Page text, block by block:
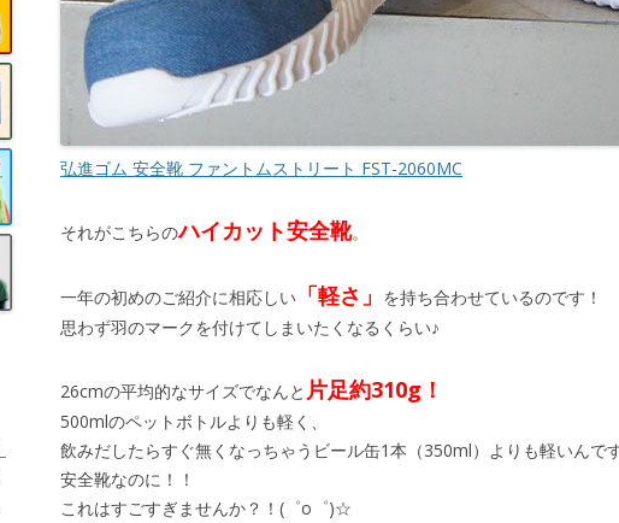
弘進ゴム 安全靴 ファントムストリート FST-2060MC
それがこちらのハイカット安全靴。
一年の初めのご紹介に相応しい 「軽さ」 を持ち合わせているのです！
思わず羽のマークを付けてしまいたくなるくらい♪
26cmの平均的なサイズでなんと 片足約310g！
500mlのペットボトルよりも軽く、
飲みだしたらすぐ無くなっちゃうビール缶1本（350ml）よりも軽いんで
安全靴なのに！！
これはすごすぎませんか？！(゜o゜)☆